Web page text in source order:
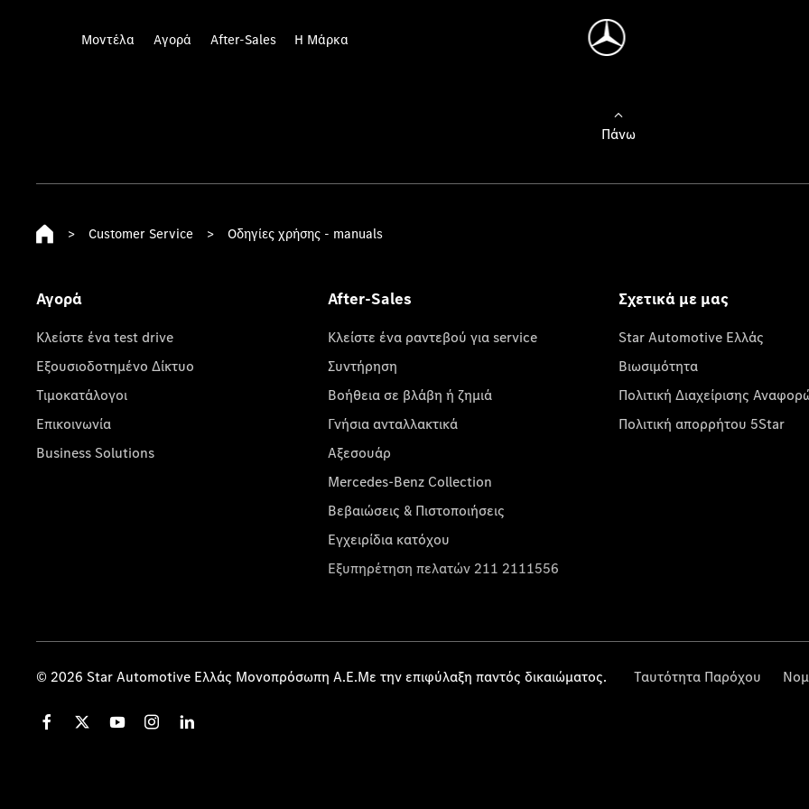
Μοντέλα Αγορά After-Sales Η Μάρκα
Πάνω
> Customer Service > Οδηγίες χρήσης - manuals
Αγορά
Κλείστε ένα test drive
Εξουσιοδοτημένο Δίκτυο
Τιμοκατάλογοι
Επικοινωνία
Business Solutions
After-Sales
Κλείστε ένα ραντεβού για service
Συντήρηση
Βοήθεια σε βλάβη ή ζημιά
Γνήσια ανταλλακτικά
Αξεσουάρ
Mercedes-Benz Collection
Βεβαιώσεις & Πιστοποιήσεις
Εγχειρίδια κατόχου
Εξυπηρέτηση πελατών 211 2111556
Σχετικά με μας
Star Automotive Ελλάς
Βιωσιμότητα
Πολιτική Διαχείρισης
Πολιτική απορρήτου 5Star
© 2026 Star Automotive Ελλάς Μονοπρόσωπη Α.Ε.Με την επιφύλαξη παντός δικαιώματος. Ταυτότητα Παρόχου